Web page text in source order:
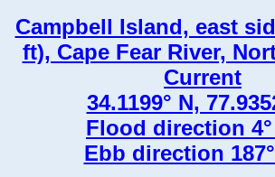
Campbell Island, east
ft), Cape Fear River,
Current
34.1199° N,
Flood direction
Ebb direction